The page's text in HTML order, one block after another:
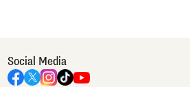
Social Media